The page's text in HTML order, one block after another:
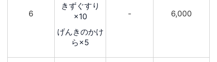
6
きずぐすり
×10
げんきのかけ
ら×5
- 6,000